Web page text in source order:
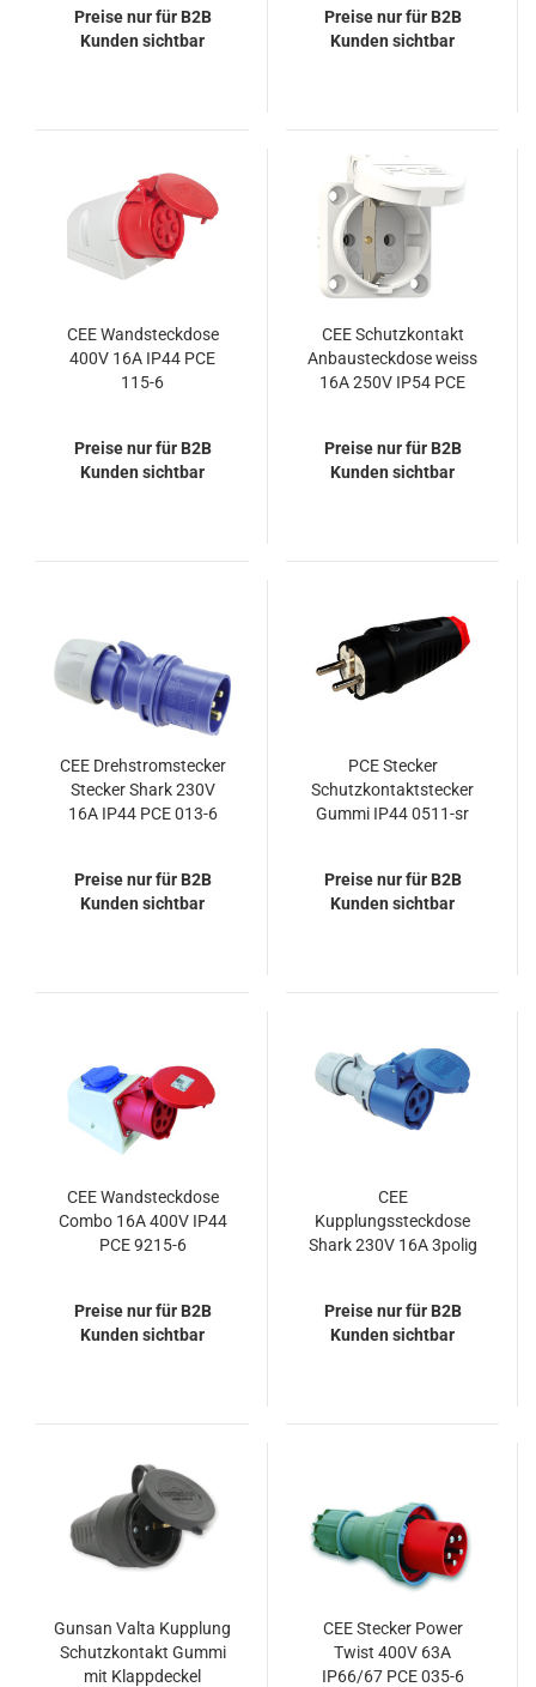
Preise nur für B2B
Kunden sichtbar
Preise nur für B2B
Kunden sichtbar
CEE Wandsteckdose
400V 16A IP44 PCE
115-6
Preise nur für B2B
Kunden sichtbar
CEE Schutzkontakt
Anbausteckdose weiss
16A 250V IP54 PCE
Preise nur für B2B
Kunden sichtbar
CEE Drehstromstecker
Stecker Shark 230V
16A IP44 PCE 013-6
Preise nur für B2B
Kunden sichtbar
PCE Stecker
Schutzkontaktstecker
Gummi IP44 0511-sr
Preise nur für B2B
Kunden sichtbar
CEE Wandsteckdose
Combo 16A 400V IP44
PCE 9215-6
Preise nur für B2B
Kunden sichtbar
CEE
Kupplungssteckdose
Shark 230V 16A 3polig
Preise nur für B2B
Kunden sichtbar
Gunsan Valta Kupplung
Schutzkontakt Gummi
mit Klappdeckel
CEE Stecker Power
Twist 400V 63A
IP66/67 PCE 035-6